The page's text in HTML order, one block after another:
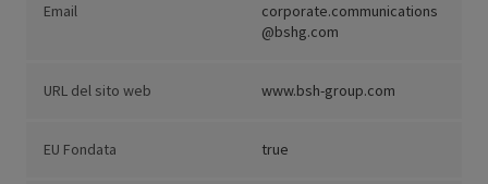
Email
corporate.communications
@bshg.com
URL del sito web www.bsh-group.com
EU Fondata true